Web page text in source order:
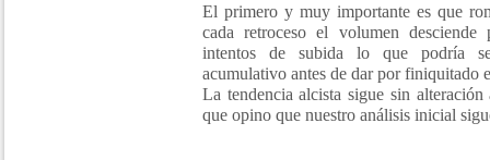
El primero y muy importante es que
cada retroceso el volumen desciende
intentos de subida lo que podría
acumulativo antes de dar por finiquitado
La tendencia alcista sigue sin
que opino que nuestro análisis inicial